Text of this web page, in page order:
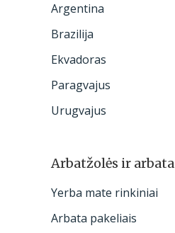
Argentina
Brazilija
Ekvadoras
Paragvajus
Urugvajus
Arbatžolės ir arbata
Yerba mate rinkiniai
Arbata pakeliais